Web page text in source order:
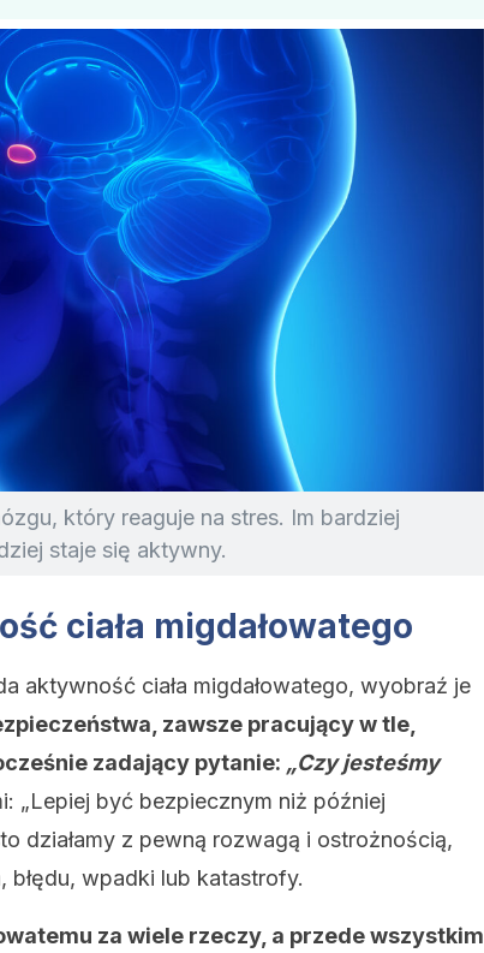
który reaguje na stres. Im bardziej
staje się aktywny.
ciała migdałowatego
aktywność ciała migdałowatego, wyobraź je
zawsze pracujący w tle,
zadający pytanie: „Czy jesteśmy
„Lepiej być bezpiecznym niż później
działamy z pewną rozwagą i ostrożnością,
wpadki lub katastrofy.
za wiele rzeczy, a przede wszystkim